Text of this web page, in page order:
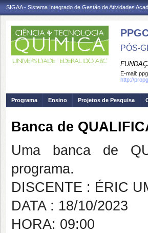
SIGAA - Sistema Integrado de Gestão de Atividades
PÓS-
E-mail:
http://
Programa Ensino Projetos de Pesquisa
Banca de
Uma banca de
programa.
DISCENTE : ÉRIC
DATA : 18/10/2023
HORA: 09:00